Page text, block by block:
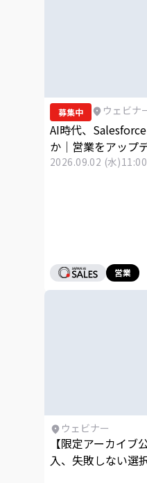
募集中 ウェビナ
AI時代、
か｜営業をアップ
AI×Salesforce活
2026.09.02 (水)
営業
ウェビナー
【限定アーカイブ
入、失敗しない選